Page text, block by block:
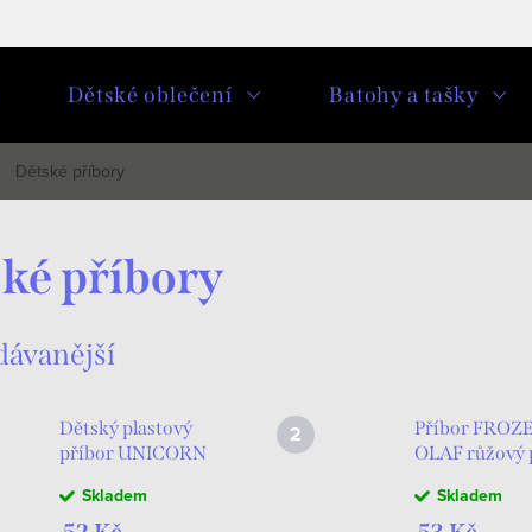
Dětské oblečení Batohy a tašky
Dětské příbory
příbory
Dětský plastový
příbor UNICORN
růžový
Skladem
Příbor
OLAF růžový
Skladem